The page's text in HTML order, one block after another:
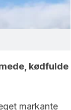
kødfulde
markante